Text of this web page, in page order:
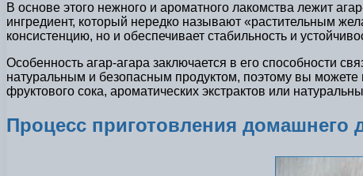
В основе этого нежного и ароматного лакомства лежит
ингредиент, который нередко называют «растительным
консистенцию, но и обеспечивает стабильность и
Особенность агар-агара заключается в его способности
натуральным и безопасным продуктом, поэтому вы можете
фруктового сока, ароматических экстрактов или
Процесс приготовления домашнего